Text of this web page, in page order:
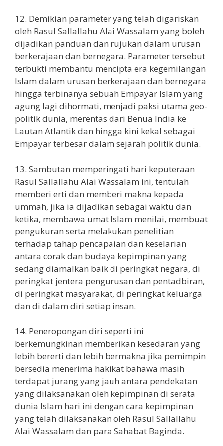
12. Demikian parameter yang telah digariskan
oleh Rasul Sallallahu Alai Wassalam yang boleh
dijadikan panduan dan rujukan dalam urusan
berkerajaan dan bernegara. Parameter tersebut
terbukti membantu mencipta era kegemilangan
Islam dalam urusan berkerajaan dan bernegara
hingga terbinanya sebuah Empayar Islam yang
agung lagi dihormati, menjadi paksi utama geo-
politik dunia, merentas dari Benua India ke
Lautan Atlantik dan hingga kini kekal sebagai
Empayar terbesar dalam sejarah politik dunia.
13. Sambutan memperingati hari keputeraan
Rasul Sallallahu Alai Wassalam ini, tentulah
memberi erti dan memberi makna kepada
ummah, jika ia dijadikan sebagai waktu dan
ketika, membawa umat Islam menilai, membuat
pengukuran serta melakukan penelitian
terhadap tahap pencapaian dan keselarian
antara corak dan budaya kepimpinan yang
sedang diamalkan baik di peringkat negara, di
peringkat jentera pengurusan dan pentadbiran,
di peringkat masyarakat, di peringkat keluarga
dan di dalam diri setiap insan.
14. Peneropongan diri seperti ini
berkemungkinan memberikan kesedaran yang
lebih bererti dan lebih bermakna jika pemimpin
bersedia menerima hakikat bahawa masih
terdapat jurang yang jauh antara pendekatan
yang dilaksanakan oleh kepimpinan di serata
dunia Islam hari ini dengan cara kepimpinan
yang telah dilaksanakan oleh Rasul Sallallahu
Alai Wassalam dan para Sahabat Baginda.